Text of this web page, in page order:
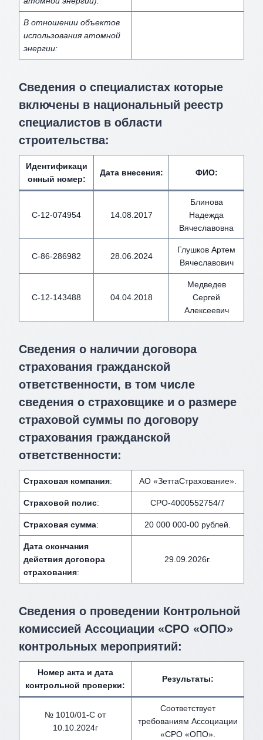
В отношении объектов
использования атомной
энергии:
Сведения о специалистах которые
включены в национальный реестр
специалистов в области
строительства:
Идентификаци
онный номер:
Дата внесения: ФИО:
С-12-074954 14.08.2017
Блинова
Надежда
Вячеславовна
С-86-286982 28.06.2024
Глушков Артем
Вячеславович
С-12-143488 04.04.2018
Медведев
Сергей
Алексеевич
Сведения о наличии договора
страхования гражданской
ответственности, в том числе
сведения о страховщике и о размере
страховой суммы по договору
страхования гражданской
ответственности:
Страховая компания: АО «ЗеттаСтрахование».
Страховой полис: СРО-4000552754/7
Страховая сумма: 20 000 000-00 рублей.
Дата окончания
действия договора
страхования:
29.09.2026г.
Сведения о проведении Контрольной
комиссией Ассоциации «СРО «ОПО»
контрольных мероприятий:
Номер акта и дата
контрольной проверки:
Результаты:
№ 1010/01-С от
10.10.2024г
Соответствует
требованиям Ассоциации
«СРО «ОПО».